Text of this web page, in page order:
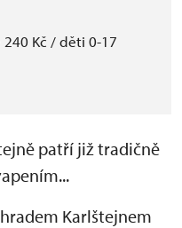
240 Kč / děti 0-17
patří již tradičně
Karlštejnem